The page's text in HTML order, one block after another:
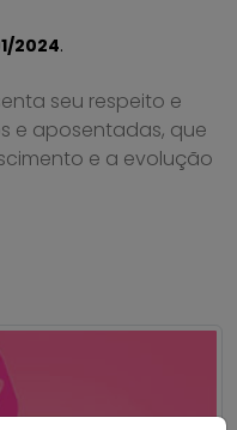
2024.
seu respeito e
e aposentadas, que
e a evolução